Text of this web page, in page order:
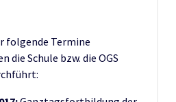
folgende Termine
die Schule bzw. die OGS